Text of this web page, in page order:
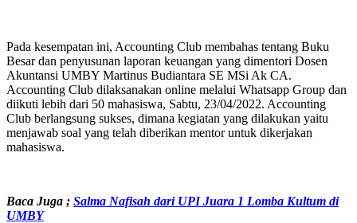
Pada kesempatan ini, Accounting Club membahas tentang Buku
Besar dan penyusunan laporan keuangan yang dimentori Dosen
Akuntansi UMBY Martinus Budiantara SE MSi Ak CA.
Accounting Club dilaksanakan online melalui Whatsapp Group dan
diikuti lebih dari 50 mahasiswa, Sabtu, 23/04/2022. Accounting
Club berlangsung sukses, dimana kegiatan yang dilakukan yaitu
menjawab soal yang telah diberikan mentor untuk dikerjakan
mahasiswa.
Baca Juga ; Salma Nafisah dari UPI Juara 1 Lomba Kultum di
UMBY